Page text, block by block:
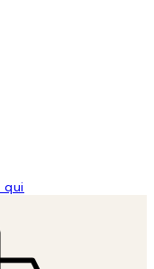
qui